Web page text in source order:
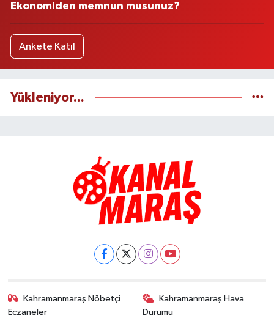
Ekonomiden memnun musunuz?
Ankete Katıl
Yükleniyor...
Kahramanmaraş Nöbetçi
Eczaneler
Kahramanmaraş Hava
Durumu